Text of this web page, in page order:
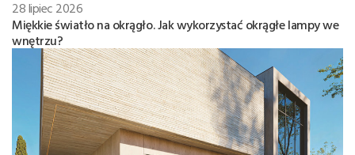
28 lipiec 2026
Miękkie światło na okrągło. Jak wykorzystać okrągłe lampy we
wnętrzu?